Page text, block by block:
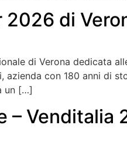
2026 di
di Verona dedicata
con 180 anni di
un […]
– Venditalia